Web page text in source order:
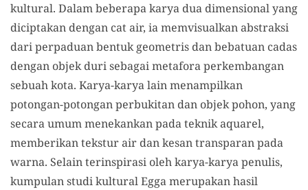
kultural. Dalam beberapa karya dua dimensional yang
diciptakan dengan cat air, ia memvisualkan abstraksi
dari perpaduan bentuk geometris dan bebatuan cadas
dengan objek duri sebagai metafora perkembangan
sebuah kota. Karya-karya lain menampilkan
potongan-potongan perbukitan dan objek pohon, yang
secara umum menekankan pada teknik aquarel,
memberikan tekstur air dan kesan transparan pada
warna. Selain terinspirasi oleh karya-karya penulis,
kumpulan studi kultural Egga merupakan hasil